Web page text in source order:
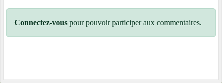
Connectez-vous pour pouvoir participer aux commentaires.